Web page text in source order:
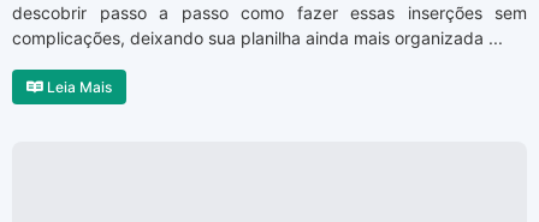
descobrir passo a passo como fazer essas inserções sem
complicações, deixando sua planilha ainda mais organizada ...
Leia Mais